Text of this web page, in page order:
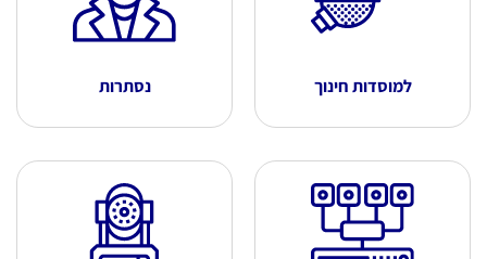
למוסדות חינוך נסתרות